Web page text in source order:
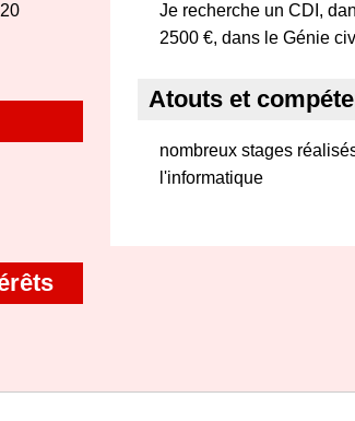
Je recherche un CDI,
2500 €, dans le Génie
Atouts et
nombreux stages
l'informatique